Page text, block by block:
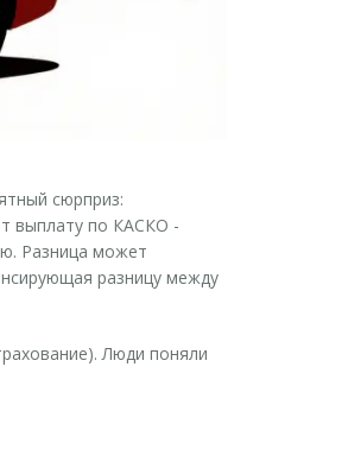
сюрприз:
выплату по КАСКО -
Разница может
разницу между
Люди поняли